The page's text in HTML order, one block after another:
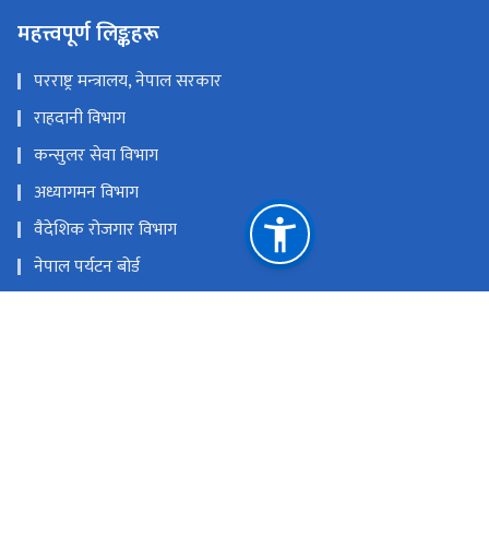
महत्त्वपूर्ण लिङ्कहरू
परराष्ट्र मन्‍त्रालय, नेपाल सरकार
राहदानी विभाग
कन्सुलर सेवा विभाग
अध्यागमन विभाग
वैदेशिक रोजगार विभाग
नेपाल पर्यटन बोर्ड